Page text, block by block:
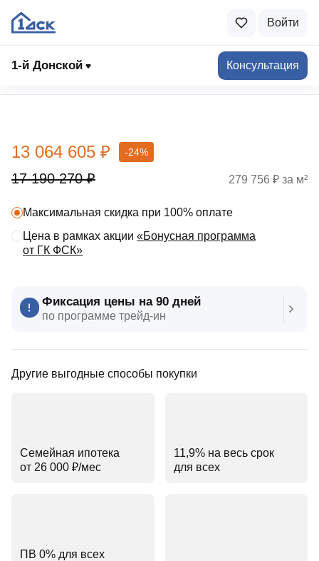
Войти
1-й Донской Консультация
Выбрать квартиру
17 190 270 ₽
13 064 605 ₽ -24%
Фиксация цены на 90 дней
по программе трейд‑ин
Другие выгодные способы покупки
Семейная ипотека
от 26 000 ₽⁠/⁠мес
11,9% на весь срок
для всех
ПВ 0% для всех
Максимальная скидка при 100% оплате
Цена в рамках акции «Бонусная программа
от ГК ФСК»
279 756 ₽ за м²